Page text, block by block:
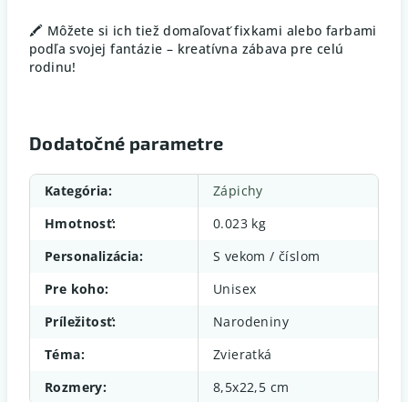
🖍️ Môžete si ich tiež domaľovať fixkami alebo farbami
podľa svojej fantázie – kreatívna zábava pre celú
rodinu!
Dodatočné parametre
Kategória:
Zápichy
Hmotnosť:
0.023 kg
Personalizácia:
S vekom / číslom
Pre koho:
Unisex
Príležitosť:
Narodeniny
Téma:
Zvieratká
Rozmery: 8,5x22,5 cm